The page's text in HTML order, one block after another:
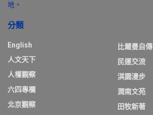
地。
分類
English
人文天下
人權觀察
六四專欄
北京觀察
比爾曼自傳
民運交流
淇園漫步
潤南文苑
田牧新著